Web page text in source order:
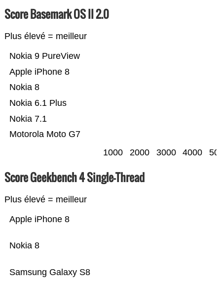
Score Basemark OS II 2.0
Plus élevé = meilleur
Motorola Moto G7
Nokia 7.1
Nokia 6.1 Plus
Nokia 8
Apple iPhone 8
Nokia 9 PureView
1000 2000 3000 4000
Score Geekbench 4 Single-Thread
Plus élevé = meilleur
Samsung Galaxy S8
Nokia 8
Apple iPhone 8